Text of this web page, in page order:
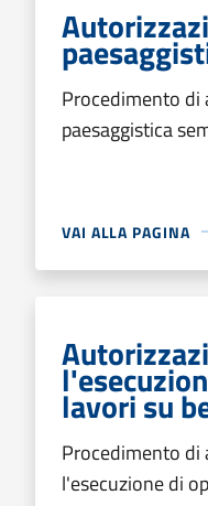
Procedimento di
paesaggistica
VAI ALLA PAGINA
lavori su
Procedimento di
l'esecuzione di